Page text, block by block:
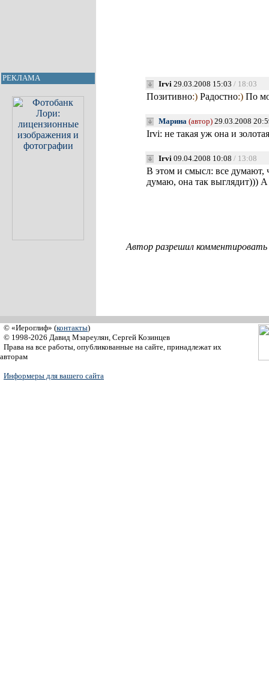
РЕКЛАМА
Irvi 29.03.2008 15:03 / 18:03
Позитивно:) Радостно:) По
Марина (автор) 29.03.2008
Irvi: не такая уж она и
Irvi 09.04.2008 10:08 / 13:08
В этом и смысл: все думают,
думаю, она так выглядит)))
Автор разрешил
© «Иероглиф» (контакты)
© 1998-2026 Давид Мзареулян, Сергей Козинцев
Права на все работы, опубликованные на сайте, принадлежат их
авторам
Информеры для вашего сайта